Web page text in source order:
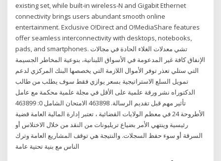
existing set, while built-in wireless-N and Gigabit Ethernet
connectivity brings users abundant smooth online
entertainment. Exclusive O!Direct and O!MediaShare features
offer seamless interconnectivity with desktops, notebooks,
pads, and smartphones. تشي معدلات الغلاء الحادة في مجالات
الإنفاق كافة غير المدعومة في الأسواق اللبنانية، بنوعية المخاطر الجسيمة
التي ستلي تعذر توفر الأموال اللازمة التي يخصصها البنك المركزي لدعم
تمويل السلع الاستراتيجية بسعر يوازي فقط سوف يطلب من طالب
الدكتوراه نشر ورقة علمية على الأقل في مجلة علمية محكمة مع عامل
تأثير مهم قبل تقديم الرسالة. 463898 الامتحان الشامل 0: 463899
الأطروحة 24 في معظم الولايات القضائية ، تعتبر إدارة المالية العامة قضية
رئيسية وينتهي الأمر بضياع تريليونات من النقد من خلال الاختلاس أو
السرقة أو سوء حفظ السجلات. والنتيجة هي توقف المشاريع العامة وترك
الناس مع بنية تحتية عامة